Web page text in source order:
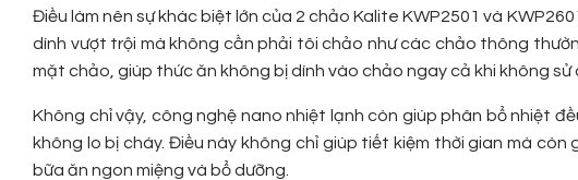
Điều làm nên sự khác biệt lớn của 2 chảo Kalite KWP2501 và
dính vượt trội mà không cần phải tôi chảo như các chảo thông
mặt chảo, giúp thức ăn không bị dính vào chảo ngay cả khi không
Không chỉ vậy, công nghệ nano nhiệt lạnh còn giúp phân bổ nhiệt
không lo bị cháy. Điều này không chỉ giúp tiết kiệm thời gian mà
bữa ăn ngon miệng và bổ dưỡng.